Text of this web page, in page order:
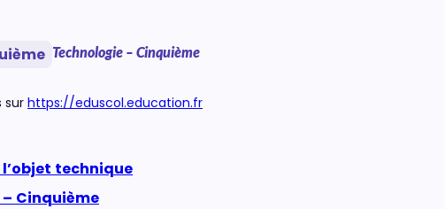
Technologie – Cinquième
sur https://eduscol.education.fr
technique
Cinquième